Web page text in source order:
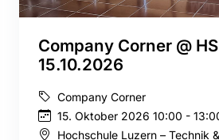
Company Corner @
15.10.2026
Company Corner
15. Oktober 2026 10:00 -
Hochschule Luzern – Technik